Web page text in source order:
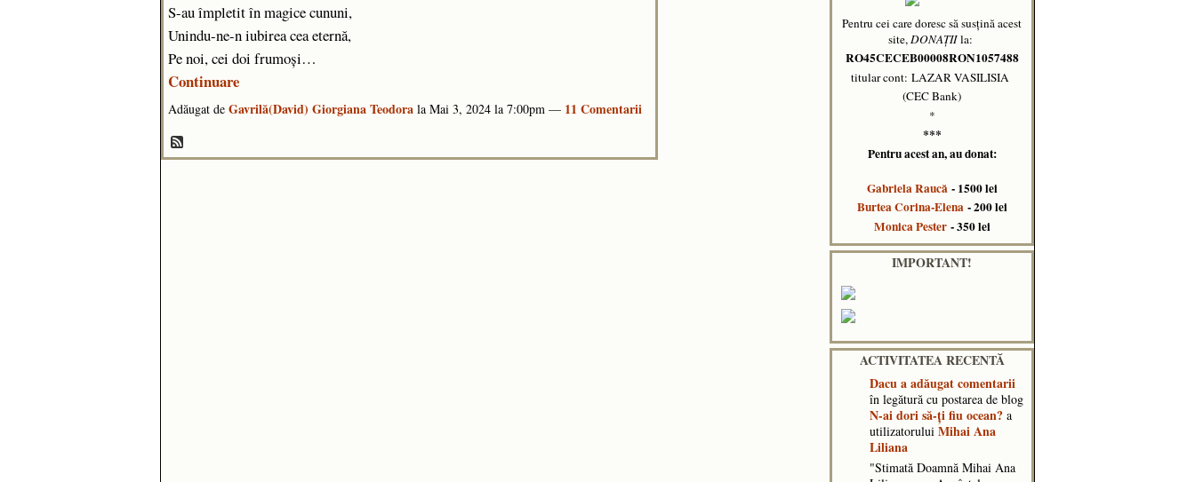
S-au împletit în magice cununi,
Unindu-ne-n iubirea cea eternă,
Pe noi, cei doi frumoși…
Continuare
Adăugat de Gavrilă(David) Giorgiana Teodora la Mai 3, 2024 la 7:00pm — 11 Comentarii
Pentru cei care doresc să susțină acest
site, DONAȚIIla:
RO45CECEB00008RON1057488
titular cont: LAZAR VASILISIA
(CEC Bank)
*
***
Pentru acest an, au donat:
Gabriela Raucă- 1500 lei
Burtea Corina-Elena- 200 lei
Monica Pester- 350 lei
IMPORTANT!
ACTIVITATEA RECENTĂ
Dacua adăugat comentarii
în legătură cu postarea de blog
N-ai dori să-ți fiu ocean? a
utilizatorului Mihai Ana
Liliana
"Stimată Doamnă Mihai Ana